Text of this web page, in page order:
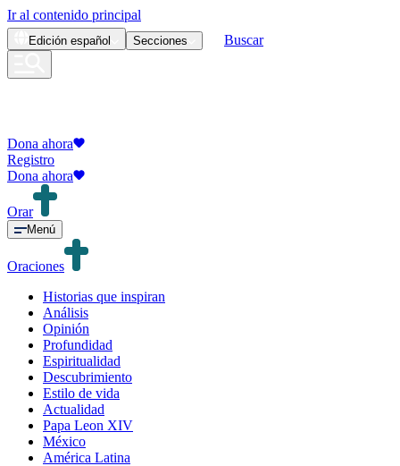
Ir al contenido principal
Edición español Secciones Buscar
Dona ahora
Registro
Dona ahora
Orar
Menú
Oraciones
Historias que inspiran
Análisis
Opinión
Profundidad
Espiritualidad
Descubrimiento
Estilo de vida
Actualidad
Papa Leon XIV
México
América Latina